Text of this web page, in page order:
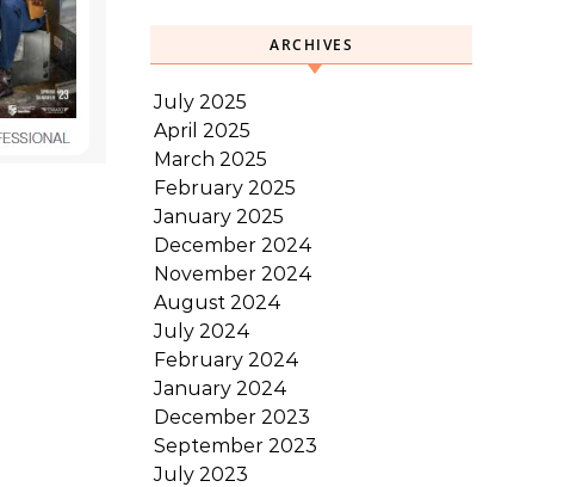
ARCHIVES
July 2025
April 2025
March 2025
February 2025
January 2025
December 2024
November 2024
August 2024
July 2024
February 2024
January 2024
December 2023
September 2023
July 2023